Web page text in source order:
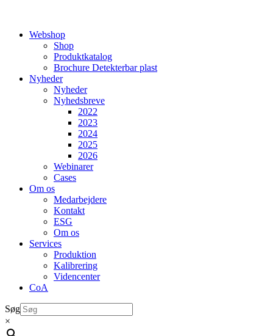
Webshop
Shop
Produktkatalog
Brochure Detekterbar plast
Nyheder
Nyheder
Nyhedsbreve
2022
2023
2024
2025
2026
Webinarer
Cases
Om os
Medarbejdere
Kontakt
ESG
Om os
Services
Produktion
Kalibrering
Videncenter
CoA
Søg
×